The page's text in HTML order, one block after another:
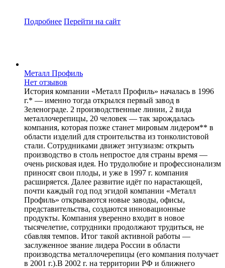
Подробнее Перейти на сайт
Металл Профиль
Нет отзывов
История компании «Металл Профиль» началась в 1996
г.* — именно тогда открылся первый завод в
Зеленограде. 2 производственные линии, 2 вида
металлочерепицы, 20 человек — так зарождалась
компания, которая позже станет мировым лидером** в
области изделий для строительства из тонколистовой
стали. Сотрудниками движет энтузиазм: открыть
производство в столь непростое для страны время —
очень рисковая идея. Но трудолюбие и профессионализм
приносят свои плоды, и уже в 1997 г. компания
расширяется. Далее развитие идёт по нарастающей,
почти каждый год под эгидой компании «Металл
Профиль» открываются новые заводы, офисы,
представительства, создаются инновационные
продукты. Компания уверенно входит в новое
тысячелетие, сотрудники продолжают трудиться, не
сбавляя темпов. Итог такой активной работы —
заслуженное звание лидера России в области
производства металлочерепицы (его компания получает
в 2001 г.).В 2002 г. на территории РФ и ближнего